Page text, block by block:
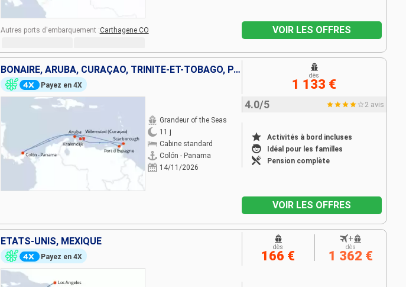
Autres ports d'embarquement :Carthagene CO VOIR LES OFFRES
BONAIRE, ARUBA, CURAÇAO, TRINITÉ-ET-TOBAGO, PANAMA
Payez en 4X
Grandeur of the Seas
11 j
Cabine standard
Colón - Panama
14/11/2026
4.0/5 2 avis
Activités à bord incluses
Idéal pour les familles
Pension complète
dès
1 133 €
VOIR LES OFFRES
ÉTATS-UNIS, MEXIQUE
Payez en 4X
dès
166 €
+
dès
1 362 €